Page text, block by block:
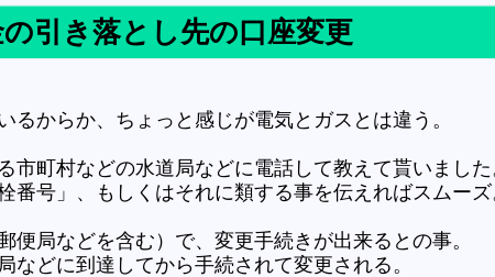
の引き落とし先の口座変更
るからか、ちょっと感じが電気とガスとは違う。
市町村などの水道局などに電話して教えて貰いました
番号」、もしくはそれに類する事を伝えればスムーズ
便局などを含む）で、変更手続きが出来るとの事。
などに到達してから手続されて変更される。